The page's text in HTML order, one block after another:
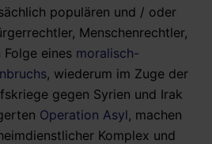
populären und / oder
Menschenrechtler,
eines moralisch-
, wiederum im Zuge der
gegen Syrien und Irak
Operation Asyl, machen
Komplex und